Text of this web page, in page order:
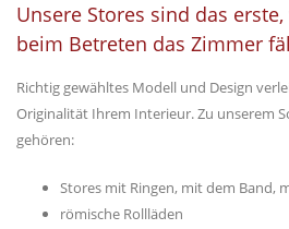
Unsere Stores sind das
beim Betreten das Zimmer
Richtig gewähltes Modell und Design
Originalität Ihrem Interieur. Zu unserem
gehören:
Stores mit Ringen, mit dem Band,
römische Rollläden